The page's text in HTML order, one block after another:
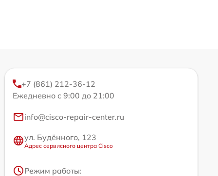
+7 (861) 212-36-12
Ежедневно с 9:00 до 21:00
info@cisco-repair-center.ru
ул. Будённого, 123
Адрес сервисного центра Cisco
Режим работы: